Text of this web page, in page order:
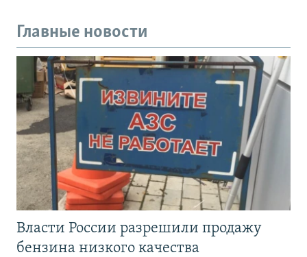
Главные новости
Власти России разрешили продажу
бензина низкого качества